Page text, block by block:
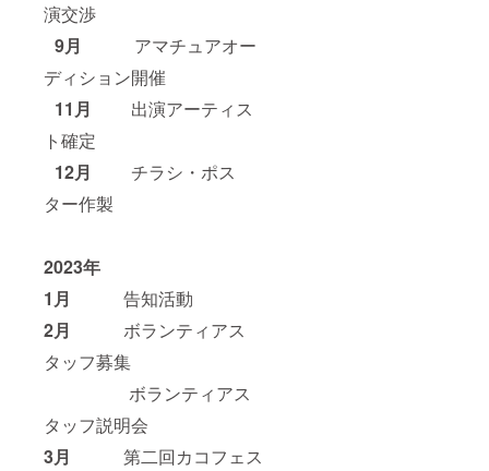
演交渉
9月
アマチュアオー
ディション開催
11月
出演アーティス
ト確定
12月
チラシ・ポス
ター作製
2023年
1月
告知活動
2月
ボランティアス
タッフ募集
ボランティアス
タッフ説明会
3月
第二回カコフェス